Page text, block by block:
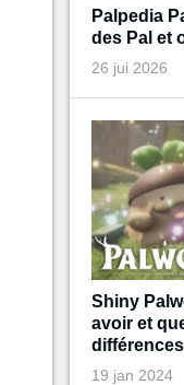
Palpedia
des Pal et
26 jui 2026
Shiny
avoir et
?
19 jan 2024